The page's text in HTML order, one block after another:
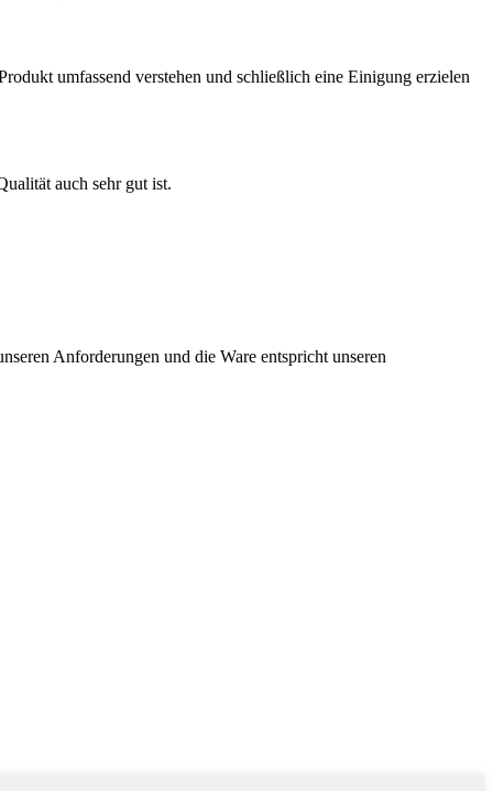
umfassend verstehen und schließlich eine Einigung erzielen
auch sehr gut ist.
Anforderungen und die Ware entspricht unseren